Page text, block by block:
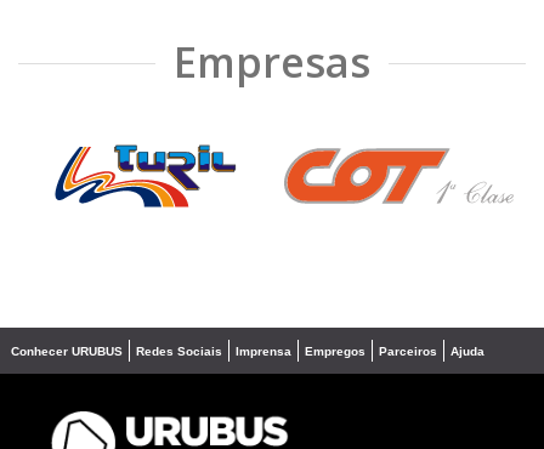
Empresas
❮ ❯
Conhecer URUBUS Redes Sociais Imprensa Empregos Parceiros Ajuda